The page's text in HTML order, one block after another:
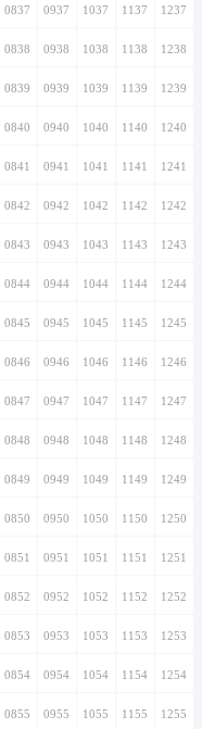
0837 0937 1037 1137 1237
0838 0938 1038 1138 1238
0839 0939 1039 1139 1239
0840 0940 1040 1140 1240
0841 0941 1041 1141 1241
0842 0942 1042 1142 1242
0843 0943 1043 1143 1243
0844 0944 1044 1144 1244
0845 0945 1045 1145 1245
0846 0946 1046 1146 1246
0847 0947 1047 1147 1247
0848 0948 1048 1148 1248
0849 0949 1049 1149 1249
0850 0950 1050 1150 1250
0851 0951 1051 1151 1251
0852 0952 1052 1152 1252
0853 0953 1053 1153 1253
0854 0954 1054 1154 1254
0855 0955 1055 1155 1255